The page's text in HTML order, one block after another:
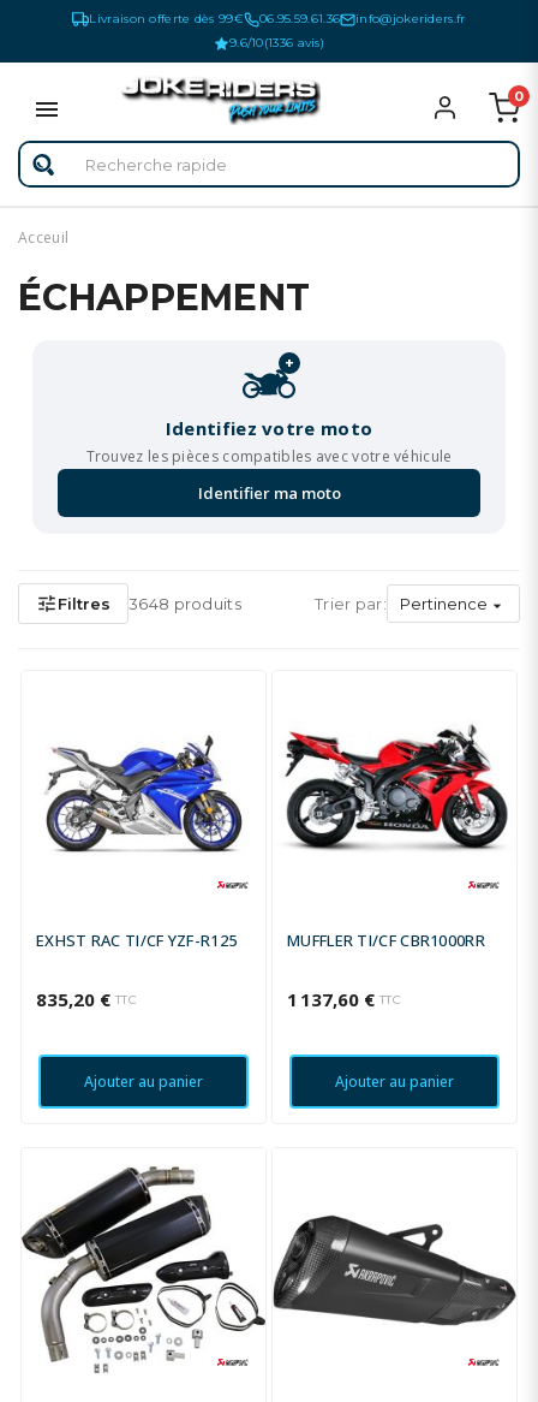
Livraison offerte dès 99€ 06.95.59.61.36
info@jokeriders.fr
9.6/10(1336 avis)
0
Acceuil
ÉCHAPPEMENT
+
Identifiez votre moto
Trouvez les pièces compatibles avec votre véhicule
Identifier ma moto
tuneFiltres 3648 produits Trier par: Pertinence 
EXHST RAC TI/CF YZF-R125
835,20 € TTC
Ajouter au panier
MUFFLER TI/CF CBR1000RR
1 137,60 € TTC
Ajouter au panier